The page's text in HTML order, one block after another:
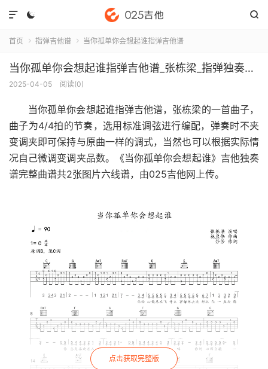
 

首页  指弹吉他谱  当你孤单你会想起谁指弹吉他谱
当你孤单你会想起谁指弹吉他谱_张栋梁_指弹独奏六线谱
2025-04-05 阅读(0)
当你孤单你会想起谁指弹吉他谱，张栋梁的一首曲子，
曲子为4/4拍的节奏，选用标准调弦进行编配，弹奏时不夹
变调夹即可保持与原曲一样的调式，当然也可以根据实际情
况自己微调变调夹品数。《当你孤单你会想起谁》吉他独奏
谱完整曲谱共2张图片六线谱，由025吉他网上传。
点击获取完整版